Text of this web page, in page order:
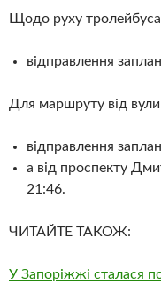
Щодо руху
відправлення
Для маршруту від
відправлення
а від проспекту
21:46.
ЧИТАЙТЕ ТАКОЖ:
У Запоріжжі сталася